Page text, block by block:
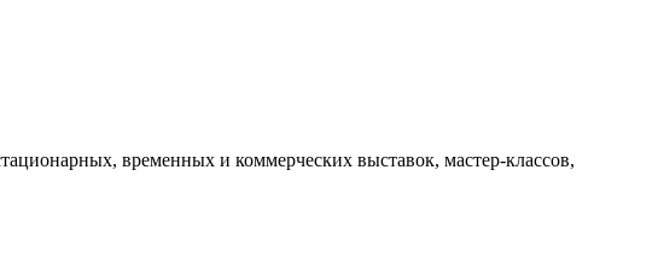
временных и коммерческих выставок, мастер-классов,